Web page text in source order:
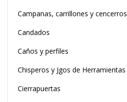
Campanas, carrillones y cencerros
Candados
Caños y perfiles
Chisperos y Jgos de Herramientas
Cierrapuertas